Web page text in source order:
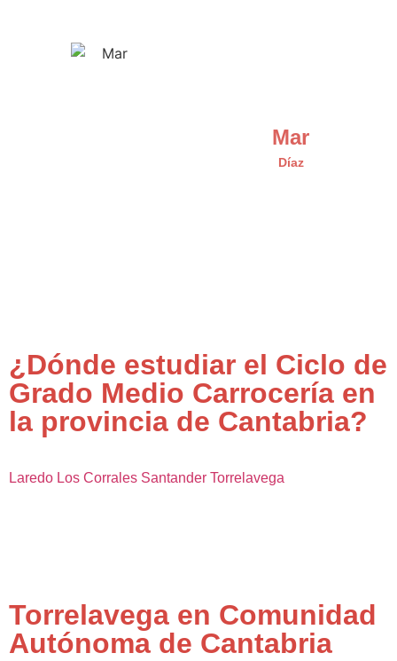
Mar
Díaz
¿Dónde estudiar el Ciclo de
Grado Medio Carrocería en
la provincia de Cantabria?
Laredo Los Corrales Santander Torrelavega
Torrelavega en Comunidad
Autónoma de Cantabria